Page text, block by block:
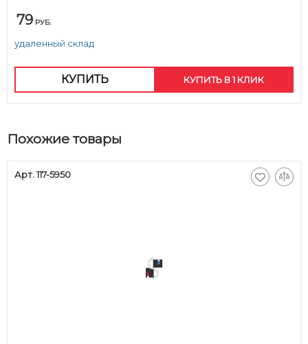
79 РУБ.
удаленный склад
КУПИТЬ КУПИТЬ В 1 КЛИК
Похожие товары
Арт. 117-5950